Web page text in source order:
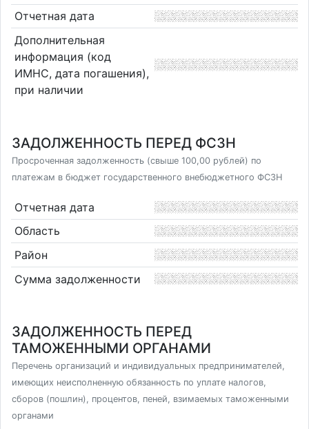
Отчетная дата
Дополнительная
информация (код
ИМНС, дата погашения),
при наличии
ЗАДОЛЖЕННОСТЬ ПЕРЕД ФСЗН
Просроченная задолженность (свыше 100,00 рублей) по
платежам в бюджет государственного внебюджетного ФСЗН
Отчетная дата
Область
Район
Сумма задолженности
ЗАДОЛЖЕННОСТЬ ПЕРЕД
ТАМОЖЕННЫМИ ОРГАНАМИ
Перечень организаций и индивидуальных предпринимателей,
имеющих неисполненную обязанность по уплате налогов,
сборов (пошлин), процентов, пеней, взимаемых таможенными
органами